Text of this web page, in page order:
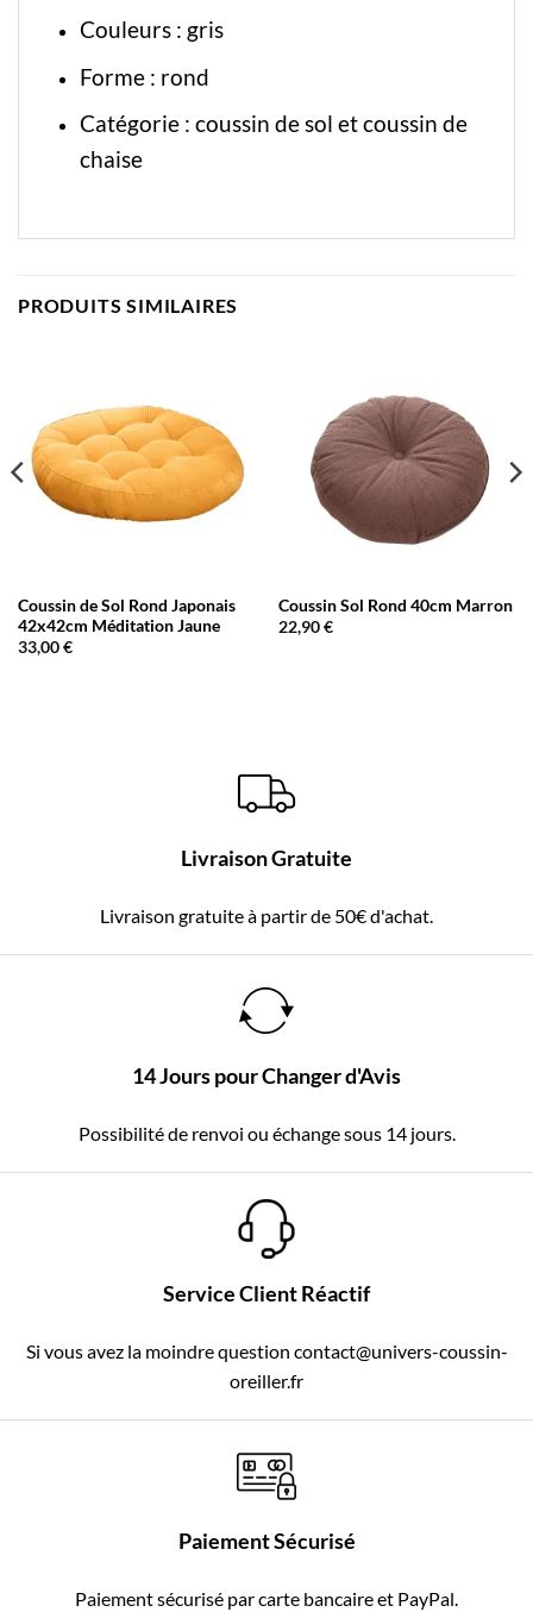
Couleurs : gris
Forme : rond
Catégorie : coussin de sol etcoussin de
chaise
PRODUITS SIMILAIRES
Coussin de Sol Rond Japonais
42x42cm Méditation Jaune
33,00€
Coussin Sol Rond 40cm Marron
22,90€
Livraison Gratuite
Livraison gratuite à partir de 50€ d'achat.
14 Jours pour Changer d'Avis
Possibilité de renvoi ou échange sous 14 jours.
Service Client Réactif
Si vous avez la moindre question contact@univers-coussin-
oreiller.fr
Paiement Sécurisé
Paiement sécurisé par carte bancaire et PayPal.